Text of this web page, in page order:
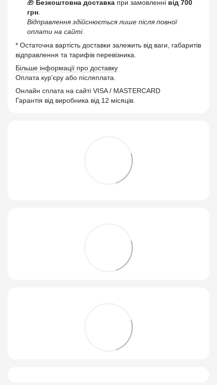
🎁 Безкоштовна доставка при замовленні від 700
грн
Відправлення здійснюється лише після повної
оплати на сайті.
* Остаточна вартість доставки залежить від ваги, габаритів
відправлення та тарифів перевізника.
Більше інформації про доставку
Оплата кур'єру або післяплата.
Онлайн сплата на сайті VISA / MASTERCARD
Гарантія від виробника від 12 місяців.